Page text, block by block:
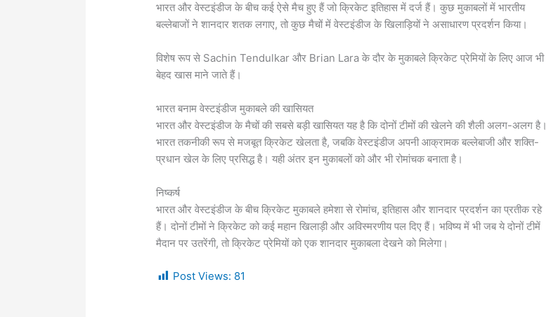
भारत और वेस्टइंडीज के बीच कई ऐसे मैच हुए हैं जो क्रिकेट इतिहास में दर्ज हैं। कुछ मुकाबलों में भारतीय
बल्लेबाजों ने शानदार शतक लगाए, तो कुछ मैचों में वेस्टइंडीज के खिलाड़ियों ने असाधारण प्रदर्शन किया।
विशेष रूप से Sachin Tendulkar और Brian Lara के दौर के मुकाबले क्रिकेट प्रेमियों के लिए आज भी
बेहद खास माने जाते हैं।
भारत बनाम वेस्टइंडीज मुकाबले की खासियत
भारत और वेस्टइंडीज के मैचों की सबसे बड़ी खासियत यह है कि दोनों टीमों की खेलने की शैली अलग-अलग है।
भारत तकनीकी रूप से मजबूत क्रिकेट खेलता है, जबकि वेस्टइंडीज अपनी आक्रामक बल्लेबाजी और शक्ति-
प्रधान खेल के लिए प्रसिद्ध है। यही अंतर इन मुकाबलों को और भी रोमांचक बनाता है।
निष्कर्ष
भारत और वेस्टइंडीज के बीच क्रिकेट मुकाबले हमेशा से रोमांच, इतिहास और शानदार प्रदर्शन का प्रतीक रहे
हैं। दोनों टीमों ने क्रिकेट को कई महान खिलाड़ी और अविस्मरणीय पल दिए हैं। भविष्य में भी जब ये दोनों टीमें
मैदान पर उतरेंगी, तो क्रिकेट प्रेमियों को एक शानदार मुकाबला देखने को मिलेगा।
Post Views: 81